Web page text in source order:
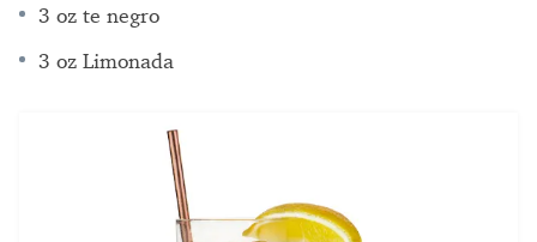
3 oz te negro
3 oz Limonada